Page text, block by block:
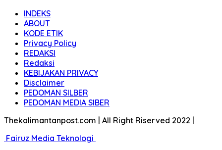
INDEKS
ABOUT
KODE ETIK
Privacy Policy
REDAKSI
Redaksi
KEBIJAKAN PRIVACY
Disclaimer
PEDOMAN SILBER
PEDOMAN MEDIA SIBER
Thekalimantanpost.com | All Right Riserved 2022 |
Fairuz Media Teknologi